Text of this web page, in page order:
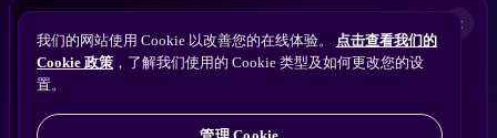
版权所有 © 2010 ~ 2026 隽永东方/EastDigi--专注企业海外业务增长
备案号：苏ICP备14005285号-11
我们的网站使用 Cookie 以改善您的在线体验。 点击查看我们的
Cookie 政策 ，了解我们使用的 Cookie 类型及如何更改您的设
置。
×
Perplexity
Gemini
ChatGPT
搜索找到您的独立站？
免费获取隽永东方 SEO / AEO / GEO 独立站可见